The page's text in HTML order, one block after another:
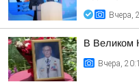
Вчера,
В Великом
Вчера,